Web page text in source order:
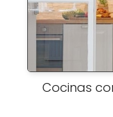
Cocinas